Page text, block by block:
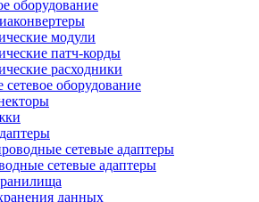
оборудование
модули
патч-корды
расходники
сетевое оборудование
сетевые адаптеры
сетевые адаптеры
данных